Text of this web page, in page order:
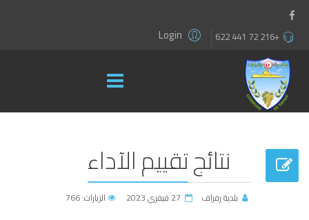
Login +216 72 441 622
نتائج تقييم الآداء
بلدية رفراف 27 فيفري 2023 الزيارات: 766